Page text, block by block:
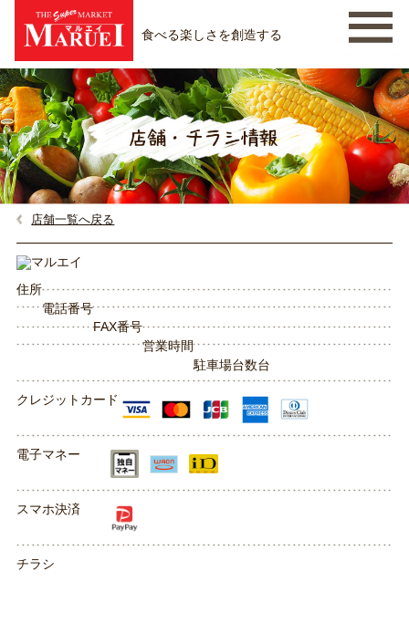
食べる楽しさを創造する
店舗一覧へ戻る
住所
電話番号
FAX番号
営業時間
駐車場台数台
クレジットカード
電子マネー
スマホ決済
チラシ